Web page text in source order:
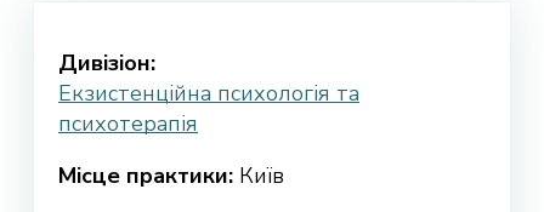
Дивізіон:
Екзистенційна психологія та
психотерапія
Місце практики: Київ